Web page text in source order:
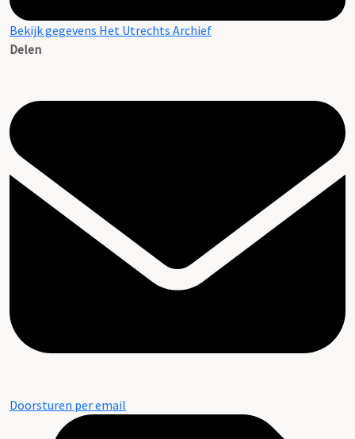
Bekijk gegevens Het Utrechts Archief
Delen
Doorsturen per email